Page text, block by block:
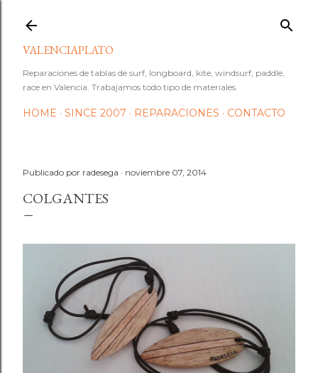
VALENCIAPLATO
Reparaciones de tablas de surf, longboard, kite, windsurf, paddle,
race en Valencia. Trabajamos todo tipo de materiales.
HOME SINCE 2007 REPARACIONES CONTACTO
Publicado por radesega noviembre 07, 2014
COLGANTES